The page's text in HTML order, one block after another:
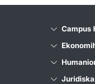
Campus